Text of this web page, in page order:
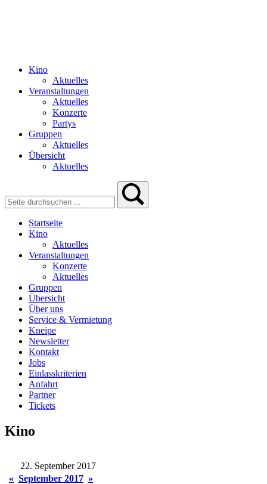
Kino
Aktuelles
Veranstaltungen
Aktuelles
Konzerte
Partys
Gruppen
Aktuelles
Übersicht
Aktuelles
Startseite
Kino
Aktuelles
Veranstaltungen
Konzerte
Aktuelles
Gruppen
Übersicht
Über uns
Service & Vermietung
Kneipe
Newsletter
Kontakt
Jobs
Einlasskriterien
Anfahrt
Partner
Tickets
Kino
22. September 2017
« September 2017 »